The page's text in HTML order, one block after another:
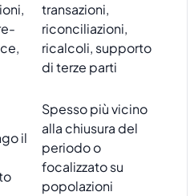
transazioni,
riconciliazioni,
ricalcoli, supporto
di terze parti
il
Spesso più vicino
alla chiusura del
periodo o
focalizzato su
popolazioni